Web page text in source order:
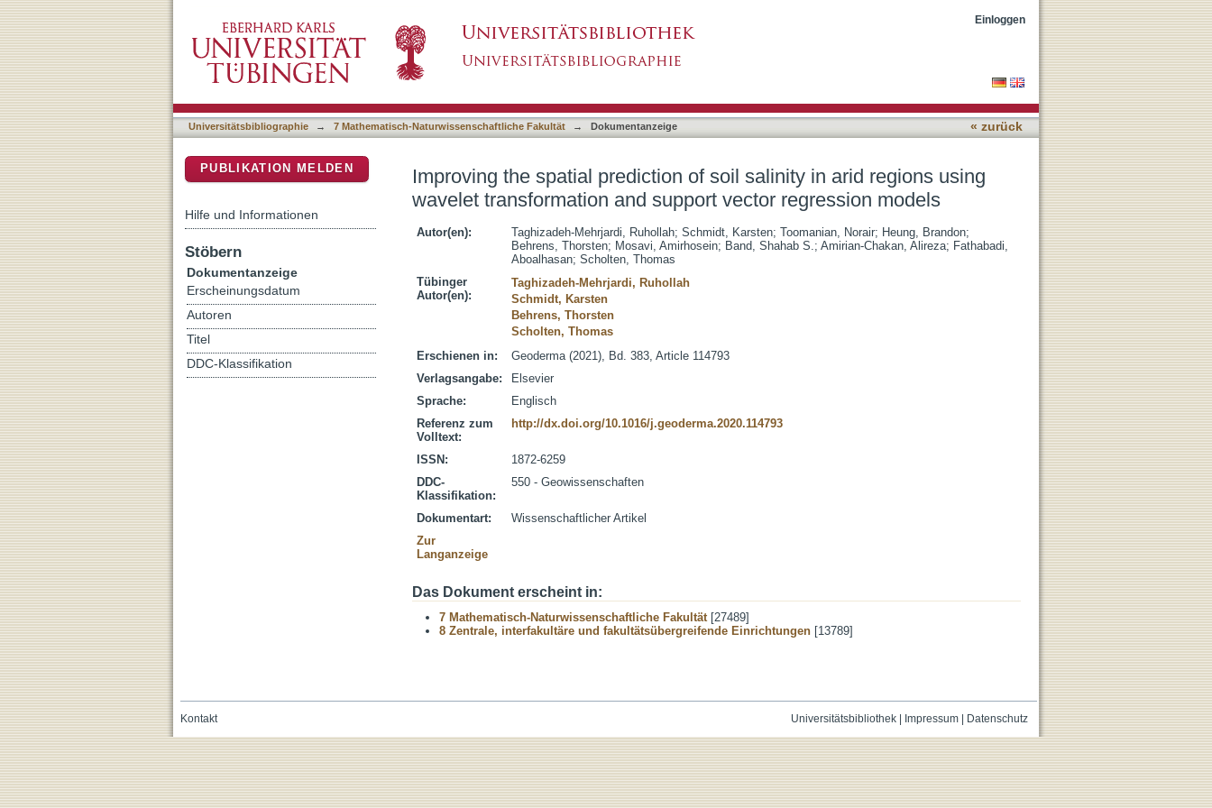
Improving the spatial prediction of soil salinity in arid regions using wavelet transformation and
support vector regression models
Einloggen
Universitätsbibliographie → 7 Mathematisch-Naturwissenschaftliche Fakultät → Dokumentanzeige « zurück
Improving the spatial prediction of soil salinity in arid regions using
wavelet transformation and support vector regression models
Autor(en): Taghizadeh-Mehrjardi, Ruhollah; Schmidt, Karsten; Toomanian, Norair; Heung, Brandon;
Behrens, Thorsten; Mosavi, Amirhosein; Band, Shahab S.; Amirian-Chakan, Alireza; Fathabadi,
Aboalhasan; Scholten, Thomas
Tübinger
Autor(en):
Taghizadeh-Mehrjardi, Ruhollah
Schmidt, Karsten
Behrens, Thorsten
Scholten, Thomas
Erschienen in:
Geoderma (2021), Bd. 383, Article 114793
Verlagsangabe:
Elsevier
Sprache:
Englisch
Referenz zum
Volltext:
http://dx.doi.org/10.1016/j.geoderma.2020.114793
ISSN:
1872-6259
DDC-
Klassifikation:
550 - Geowissenschaften
Dokumentart:
Wissenschaftlicher Artikel
Zur
Langanzeige
Das Dokument erscheint in:
7 Mathematisch-Naturwissenschaftliche Fakultät[27489]
8 Zentrale, interfakultäre und fakultätsübergreifende Einrichtungen [13789]
PUBLIKATION MELDEN
Hilfe und Informationen
Stöbern
Dokumentanzeige
Erscheinungsdatum
Autoren
Titel
DDC-Klassifikation
Universitätsbibliothek| Impressum| Datenschutz
Kontakt